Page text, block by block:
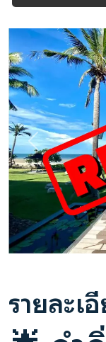
Previous
รายละเ